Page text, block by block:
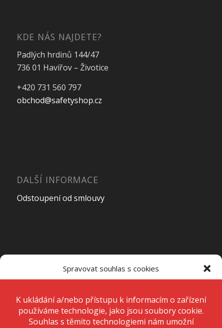
Spravovat souhlas s cookies
technologie, jako jsou soubory cookie. Děláme to, abychom zlepšili
zážitek z prohlížení a zobrazovali personalizované reklamy. Souhlas s
těmito technologiemi nám umožní zpracovávat údaje, jako je chování
při procházení nebo jedinečná ID na tomto webu. Nesouhlas nebo
KDE NÁS NAJDETE?
Padlých hrdinů 144/47
736 01 Havířov – Životice
+420 731 560 797
obchod@safetyshop.cz
DALŠÍ INFORMACE
Odstoupení od smlouvy
Pondělí – Pátek7:00 – 15:00
SobotaZavřeno